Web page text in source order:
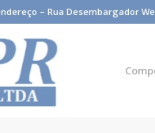
– Rua Desembargador